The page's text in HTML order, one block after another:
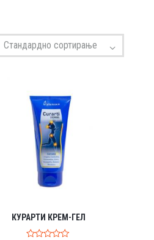
КУРАРТИ КРЕМ-ГЕЛ